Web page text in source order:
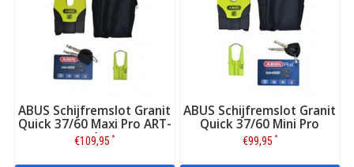
Werking schijfremslot
Een schijfremslot is eenvoudig in gebruik. U hoeft alleen de
beugelpen door de opening(en) van de remschijf te halen en
met de sleutel het slothuis er weer aan vast te zetten. Daarmee
ABUS Schijfremslot Granit
Quick 37/60 Maxi Pro ART-
4
€109,95 *
ABUS Schijfremslot Granit
Quick 37/60 Mini Pro
€99,95 *